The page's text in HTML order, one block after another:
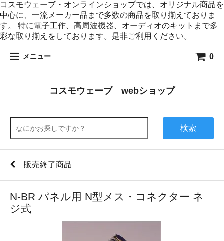
コスモウェーブ・オンラインショップでは、オリジナル商品を
中心に、一流メーカー品まで多数の商品を取り揃えておりま
す。 特に電子工作、高周波機器、オーディオのキットまで多
彩な取り揃えをしております。是非ご利用ください。
メニュー 0
コスモウェーブ webショップ
検索
販売終了商品
N-BR パネル用 N型メス・コネクター ネ
ジ式